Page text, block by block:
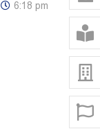
6:18 pm